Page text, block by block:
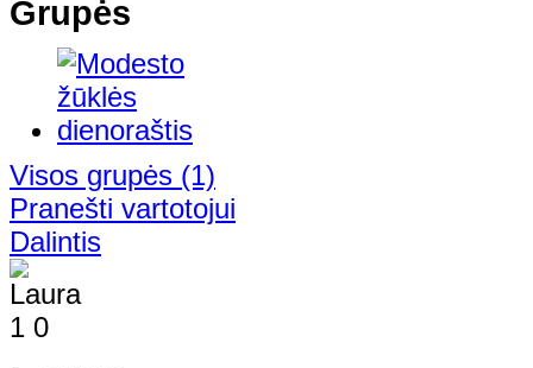
Grupės
Visos grupės (1)
Pranešti vartotojui
Dalintis
1 0